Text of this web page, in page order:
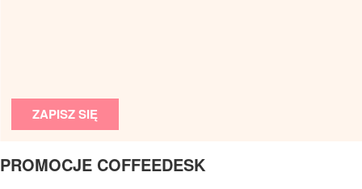
ZAPISZ SIĘ
PROMOCJE COFFEEDESK